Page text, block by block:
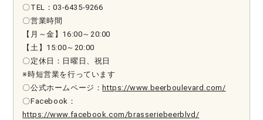
〇TEL：03-6435-9266
〇営業時間
【月～金】16:00～20:00
【土】15:00～20:00
〇定休日：日曜日、祝日
※時短営業を行っています
〇公式ホームページ： https://www.beerboulevard.com/
〇Facebook：
https://www.facebook.com/brasseriebeerblvd/